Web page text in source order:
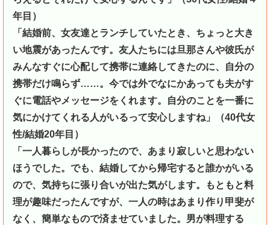
年目）
「結婚前、女友達とランチしていたとき、ちょっと大き
い地震があったんです。友人たちには旦那さんや彼氏が
みんなすぐに心配して携帯に連絡してきたのに、自分の
携帯だけ鳴らず……。今では外でなにかあっても夫がす
ぐに電話やメッセージをくれます。自分のことを一番に
気にかけてくれる人がいるって安心しますね」（40代女
性/結婚20年目）
「一人暮らしが長かったので、あまり寂しいと思わない
ほうでした。でも、結婚してから帰宅すると誰かがいる
ので、気持ちに張り合いが出た気がします。もともと料
理が趣味だったんですが、一人の時はあまり作り甲斐が
なく、簡単なもので済ませていました。男が料理する